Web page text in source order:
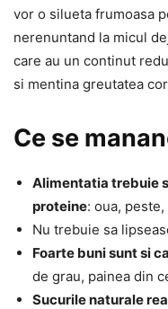
vor o silueta frumoasa
nerenuntand la micul
care au un continut
si mentina greutatea
Ce se
Alimentatia trebuie
proteine: oua,
Nu trebuie sa
Foarte buni sunt si
de grau, painea din
Sucurile naturale